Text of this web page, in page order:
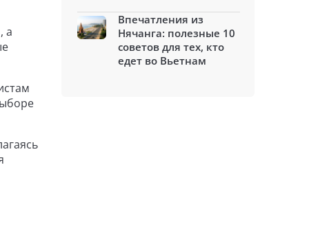
а
Впечатления из
Нячанга: полезные 10
советов для тех, кто
едет во Вьетнам